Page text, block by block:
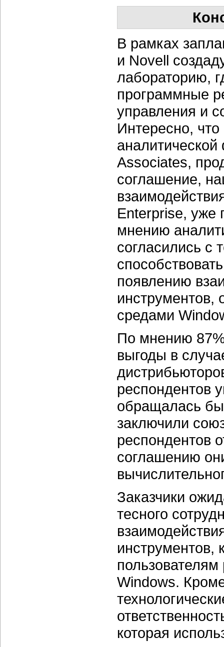
В рамках
и Novell
лабораторию,
программные
управления и
Интересно,
Associates,
соглашение,
Enterprise, уже
мнению
согласились с
появлению
средами
По мнению
выгоды в
респондентов
обращалась
заключили
респондентов
соглашению
Заказчики
тесного
инструментов,
Windows.
которая